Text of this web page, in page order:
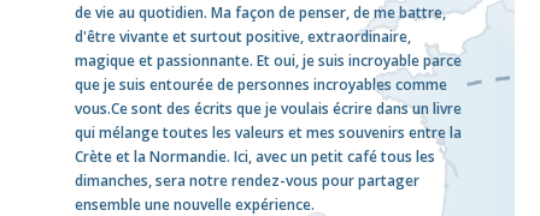
de vie au quotidien. Ma façon de penser, de me battre,
d'être vivante et surtout positive, extraordinaire,
magique et passionnante. Et oui, je suis incroyable parce
que je suis entourée de personnes incroyables comme
vous.Ce sont des écrits que je voulais écrire dans un livre
qui mélange toutes les valeurs et mes souvenirs entre la
Crète et la Normandie. Ici, avec un petit café tous les
dimanches, sera notre rendez-vous pour partager
ensemble une nouvelle expérience.